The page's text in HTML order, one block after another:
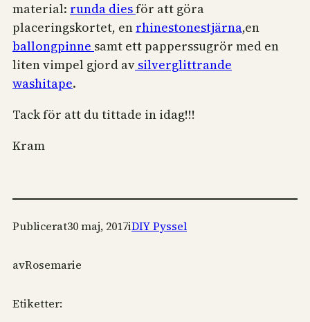
material: runda diesför att göra
placeringskortet, en rhinestonestjärna,en
ballongpinne samt ett papperssugrör med en
liten vimpel gjord av silverglittrande
washitape.
Tack för att du tittade in idag!!!
Kram
Publicerat30 maj, 2017iDIY Pyssel
avRosemarie
Etiketter: